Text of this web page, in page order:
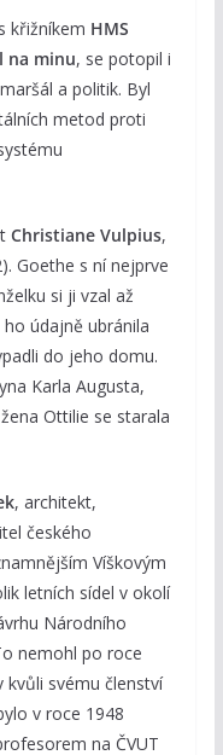
s křižníkem HMS
na minu, se potopil i
a politik. Byl
metod proti
Christiane Vulpius,
Goethe s ní nejprve
si ji vzal až
údajně ubránila
do jeho domu.
Karla Augusta,
Ottilie se starala
, architekt,
českého
Víškovým
letních sídel v okolí
Národního
nemohl po roce
kvůli svému členství
v roce 1948
na ČVUT